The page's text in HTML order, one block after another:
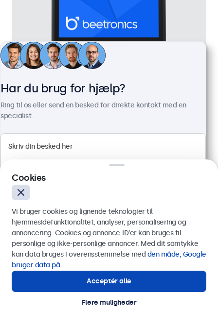
10 Tommer Touchskærm Metal (4:3)
Varenummer:10TSV7M
100+ stk. på lager
HDMI, DisplayPort, USB-C, VGA
Montering: skrivebord, indbygget, væg
Ydermål: 228 x 183 x 41 mm
3.498,75 kr. inkl. moms
Vis produkt
Læg i indkøbskurven
Har du brug for hjælp?
Ring til os eller send en besked for direkte kontakt med en
specialist.
Send
Eller ring til os på
Kontakt vores specialister.
Cookies
Vi bruger cookies og lignende teknologier til
hjemmesidefunktionalitet, analyser, personalisering og
annoncering. Cookies og annonce-ID’er kan bruges til
personlige og ikke-personlige annoncer. Med dit samtykke
kan data bruges i overensstemmelse med den måde, Google
bruger data på.
Acceptér alle
Flere muligheder